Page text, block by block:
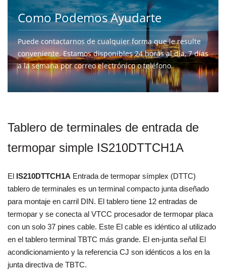
Como Podemos Ayudarte
Puede contactarnos de cualquier forma que le resulte
conveniente. Estamos disponibles 24 horas al día, 7 días
a la semana por correo electrónico o teléfono.
CONTÁCTENOS
Tablero de terminales de entrada de
termopar simple IS210DTTCH1A
El IS210DTTCH1A Entrada de termopar símplex (DTTC)
tablero de terminales es un terminal compacto junta diseñado
para montaje en carril DIN. El tablero tiene 12 entradas de
termopar y se conecta al VTCC procesador de termopar placa
con un solo 37 pines cable. Este El cable es idéntico al utilizado
en el tablero terminal TBTC más grande. El en-junta señal El
acondicionamiento y la referencia CJ son idénticos a los en la
junta directiva de TBTC.